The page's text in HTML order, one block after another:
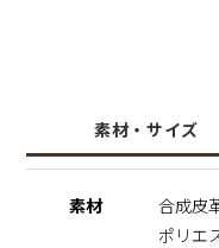
大切なアクセサリーをや
リングホルダーは
ングが入る大きさに設
分を変えたい日にもぴっ
素材・サイズ
素材
合成皮
ポリエ